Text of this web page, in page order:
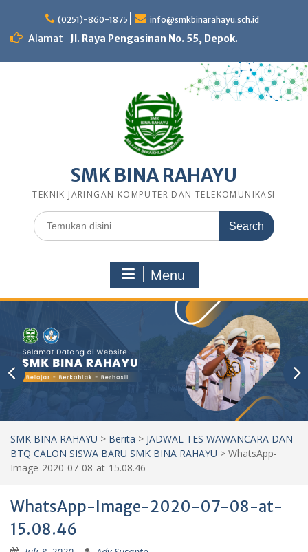
content
(0251)-860-1875 info@smkbinarahayu.sch.id
Alamat Jl. Raya Pengasinan No. 55, Depok.
SMK BINA RAHAYU
TEKNIK JARINGAN KOMPUTER DAN TELEKOMUNIKASI
Search
for:
Menu
SMK BINA RAHAYU > Berita > JADWAL TES WAWANCARA DAN
BTQ CALON SISWA BARU SMK BINA RAHAYU > WhatsApp-
Image-2020-07-08-at-15.08.46
WhatsApp-Image-2020-07-08-at-
15.08.46